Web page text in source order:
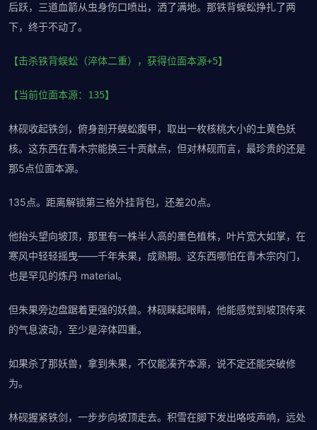
后跃，三道血箭从虫身伤口喷出，洒了满地。那铁背蜈蚣挣扎了两
下，终于不动了。
【击杀铁背蜈蚣（淬体二重），获得位面本源+5】
【当前位面本源：135】
林砚收起铁剑，俯身剖开蜈蚣腹甲，取出一枚核桃大小的土黄色妖
核。这东西在青木宗能换三十贡献点，但对林砚而言，最珍贵的还是
那5点位面本源。
135点。距离解锁第三格外挂背包，还差20点。
他抬头望向坡顶，那里有一株半人高的墨色植株，叶片宽大如掌，在
寒风中轻轻摇曳——千年朱果，成熟期。这东西哪怕在青木宗内门，
也是罕见的炼丹 material。
但朱果旁边盘踞着更强的妖兽。林砚眯起眼睛，他能感觉到坡顶传来
的气息波动，至少是淬体四重。
如果杀了那妖兽，拿到朱果，不仅能凑齐本源，说不定还能突破修
为。
林砚握紧铁剑，一步步向坡顶走去。积雪在脚下发出咯吱声响，远处